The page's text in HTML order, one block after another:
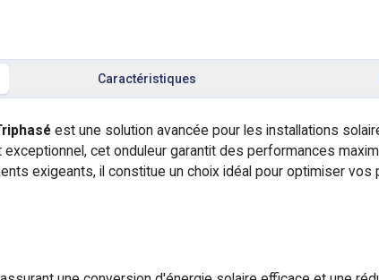
Caractéristiques